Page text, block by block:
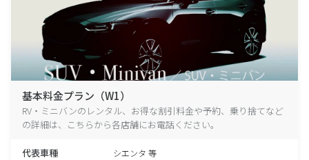
基本料金プラン（W1）
RV・ミニバンのレンタル、お得な割引料金や予約、乗り捨てなど
の詳細は、こちらから各店舗にお電話ください。
代表車種 シエンタ 等